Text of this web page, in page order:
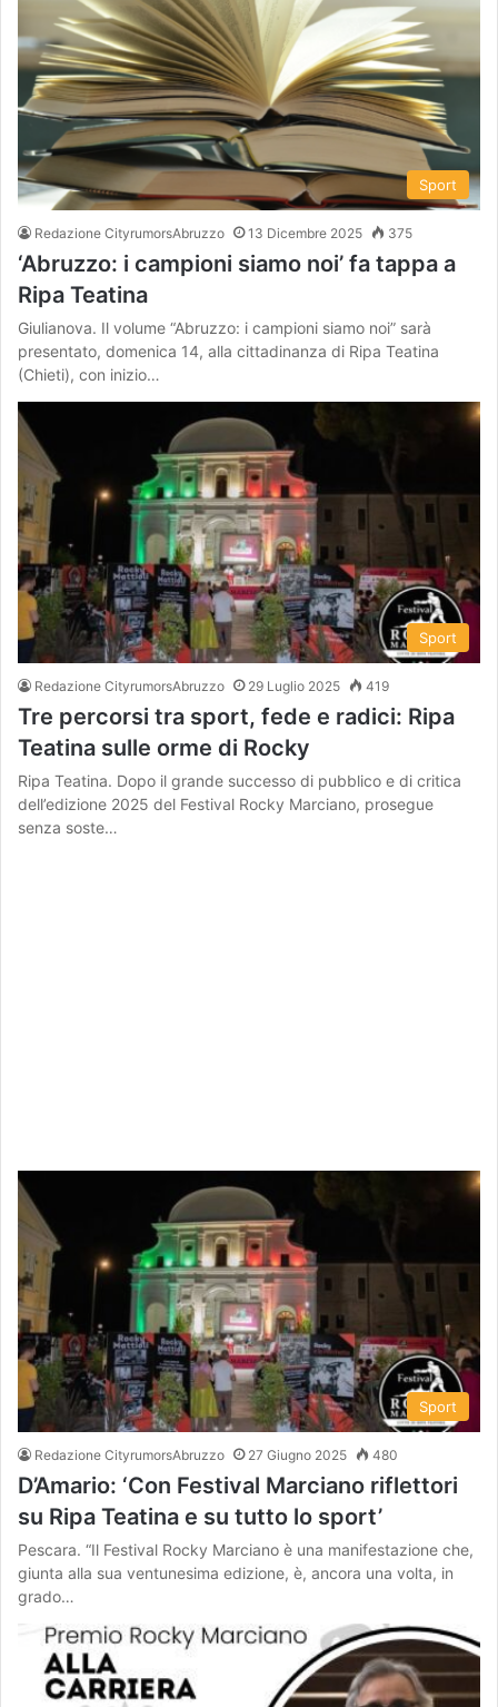
Sport
Redazione CityrumorsAbruzzo 13 Dicembre 2025 375
‘Abruzzo: i campioni siamo noi’ fa tappa a
Ripa Teatina
Giulianova. Il volume “Abruzzo: i campioni siamo noi” sarà
presentato, domenica 14, alla cittadinanza di Ripa Teatina
(Chieti), con inizio…
Sport
Redazione CityrumorsAbruzzo 29 Luglio 2025 419
Tre percorsi tra sport, fede e radici: Ripa
Teatina sulle orme di Rocky
Ripa Teatina. Dopo il grande successo di pubblico e di critica
dell’edizione 2025 del Festival Rocky Marciano, prosegue
senza soste…
Sport
Redazione CityrumorsAbruzzo 27 Giugno 2025 480
D’Amario: ‘Con Festival Marciano riflettori
su Ripa Teatina e su tutto lo sport’
Pescara. “Il Festival Rocky Marciano è una manifestazione che,
giunta alla sua ventunesima edizione, è, ancora una volta, in
grado…